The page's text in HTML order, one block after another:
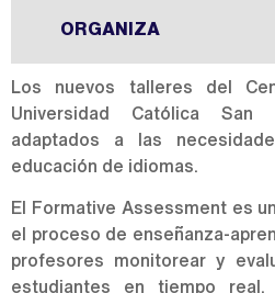
ORGANIZA
Los nuevos talleres del
Universidad Católica San
adaptados a las
educación de idiomas.
El Formative Assessment es
el proceso de enseñanza-
profesores monitorear y
estudiantes en tiempo